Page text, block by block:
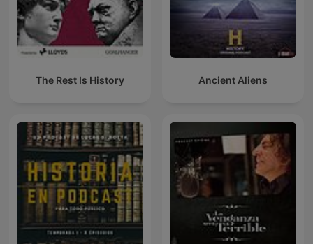
The Rest Is History Ancient Aliens